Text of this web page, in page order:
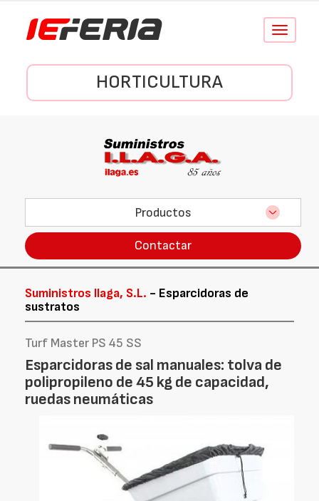
Conmutar
HORTICULTURA
Productos
Contactar
Suministros Ilaga, S.L. - Esparcidoras de
sustratos
Turf Master PS 45 SS
Esparcidoras de sal manuales: tolva de
polipropileno de 45 kg de capacidad,
ruedas neumáticas